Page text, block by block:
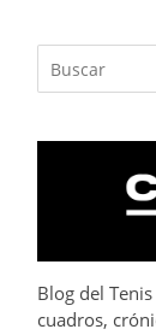
Blog del
cuadros,